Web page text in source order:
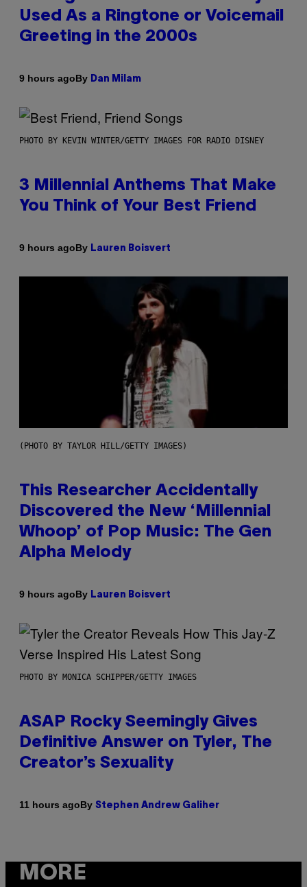
Used As a Ringtone or Voicemail
Greeting in the 2000s
9 hours agoBy Dan Milam
PHOTO BY KEVIN WINTER/GETTY IMAGES FOR RADIO DISNEY
3 Millennial Anthems That Make
You Think of Your Best Friend
9 hours agoBy Lauren Boisvert
(PHOTO BY TAYLOR HILL/GETTY IMAGES)
This Researcher Accidentally
Discovered the New ‘Millennial
Whoop’ of Pop Music: The Gen
Alpha Melody
9 hours agoBy Lauren Boisvert
PHOTO BY MONICA SCHIPPER/GETTY IMAGES
ASAP Rocky Seemingly Gives
Definitive Answer on Tyler, The
Creator’s Sexuality
11 hours agoBy Stephen Andrew Galiher
MORE